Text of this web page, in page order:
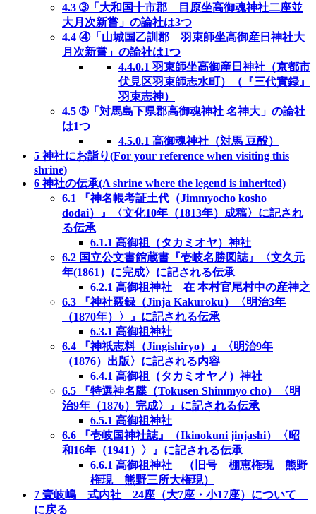
4.3 ➂「大和国十市郡 目原坐高御魂神社二座並
大月次新嘗」の論社は3つ
4.4 ④「山城国乙訓郡 羽束師坐高御産日神社大
月次新嘗」の論社は1つ
4.4.0.1 羽束師坐高御産日神社（京都市
伏見区羽束師志水町）（『三代實録』
羽束志神）
4.5 ➄「対馬島下県郡高御魂神社 名神大」の論社
は1つ
4.5.0.1 高御魂神社（対馬 豆酘）
5神社にお詣り(For your reference when visiting this
shrine)
6神社の伝承(A shrine where the legend is inherited)
6.1
『神名帳考証土代（Jimmyocho kosho
dodai）』〈文化10年（1813年）成稿〉に記され
る伝承
6.1.1 高御祖（タカミオヤ）神社
6.2 国立公文書館蔵書『壱岐名勝図誌』〈文久元
年(1861）に完成〉に記される伝承
6.2.1 高御祖神社 在 本村官尾村中の産神之
6.3 『神社覈録（Jinja Kakuroku）〈明治3年
（1870年）〉』に記される伝承
6.3.1 高御祖神社
6.4 『神祇志料（Jingishiryo）』〈明治9年
（1876）出版〉に記される内容
6.4.1 高御祖（タカミオヤノ）神社
6.5 『特選神名牒（Tokusen Shimmyo cho）〈明
治9年（1876）完成〉』に記される伝承
6.5.1 高御祖神社
6.6 『壱岐国神社誌』（Ikinokuni jinjashi）〈昭
和16年（1941）〉』に記される伝承
6.6.1 高御祖神社 （旧号 棚恵権現 熊野
権現 熊野三所大権現）
7 壹岐嶋 式内社 24座（大7座・小17座）について
に戻る